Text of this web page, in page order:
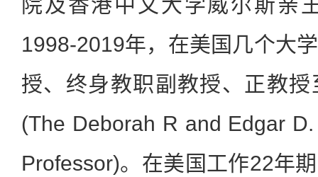
1998-2019年，在美国几个大
授、终身教职副教授、正教
(The Deborah R and Edgar
Professor)。在美国工作22年